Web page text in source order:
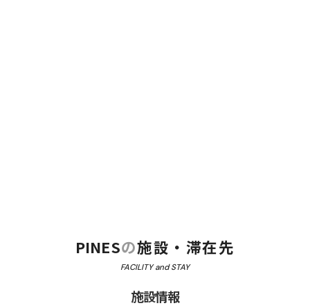
PINESの施設・滞在先
FACILITY and STAY
施設情報